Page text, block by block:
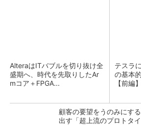
AlteraはITバブルを切り抜け全
盛期へ、時代を先取りしたAr
mコア＋FPGA...
テスラ
の基本
【前編】
顧客の要望をうのみにす
出す「超上流のプロトタイ